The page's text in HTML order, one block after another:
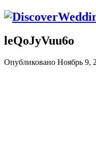
leQoJyVuu6o
Опубликовано Ноябрь 9,